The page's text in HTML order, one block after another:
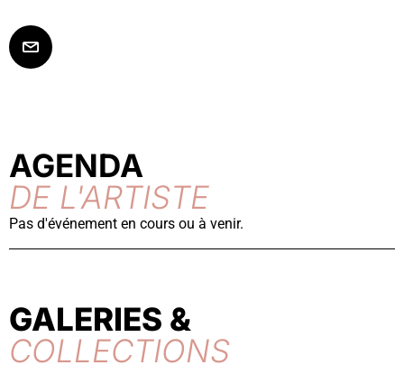
AGENDA
DE L'ARTISTE
Pas d'événement en cours ou à venir.
GALERIES &
COLLECTIONS